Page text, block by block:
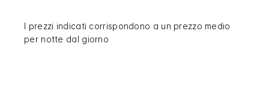
I prezzi indicati corrispondono a un prezzo medio
per notte dal giorno